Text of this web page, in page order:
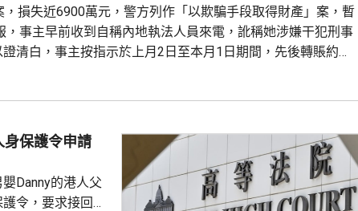
損失近6900萬元，警方列作「以欺騙手段取得財產」案，暫
，事主早前收到自稱內地執法人員來電，訛稱她涉嫌干犯刑事
清白，事主按指示於上月2日至本月1日期間，先後轉賬約
口，其後懷疑受騙，報案求助。
身保護令申請
Danny的港人父
令，要求接回被